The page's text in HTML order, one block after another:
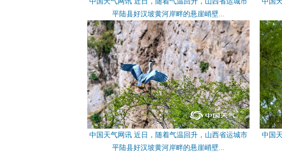
平陆县好汉坡黄河岸畔的悬崖峭壁...
中国天气网讯 近日，随着气温回升，山西省运城市
平陆县好汉坡黄河岸畔的悬崖峭壁...
中国